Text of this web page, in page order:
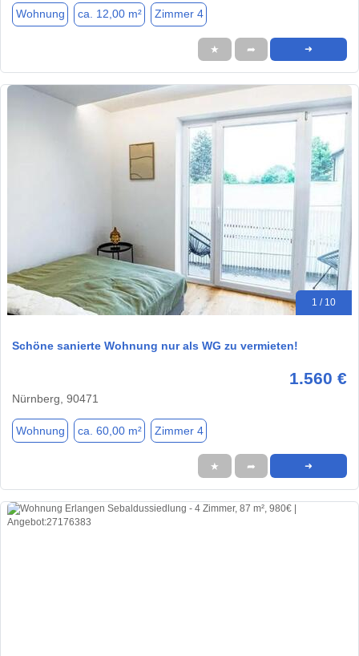
Wohnung ca. 12,00 m² Zimmer 4
★ ➦ ➜
1 / 10
Schöne sanierte Wohnung nur als WG zu vermieten!
1.560 €
Nürnberg, 90471
Wohnung ca. 60,00 m² Zimmer 4
★ ➦ ➜